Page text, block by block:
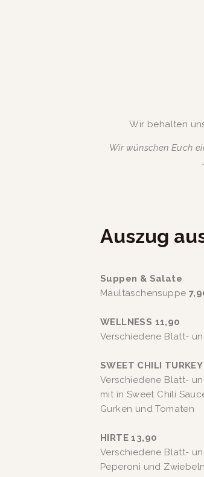
Wir behalten
Wir wünschen Euch
Auszug
Suppen & Salate
Maultaschensuppe
WELLNESS 11,90
Verschiedene Blatt-
SWEET CHILI
Verschiedene Blatt-
mit in Sweet Chili
Gurken und Tomaten
HIRTE 13,90
Verschiedene Blatt-
Peperoni und Zwiebeln